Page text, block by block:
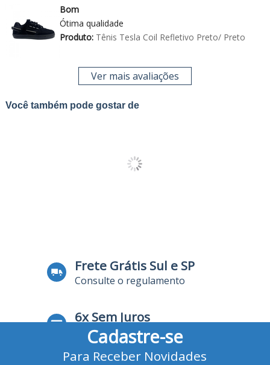
Bom
Ótima qualidade
Produto:Tênis Tesla Coil Refletivo Preto/ Preto
Ver mais avaliações
Você também pode gostar de
Frete Grátis Sul e SP
Consulte o regulamento
6x Sem Juros
no Cartão de Crédito
Cadastre-se
Para Receber Novidades